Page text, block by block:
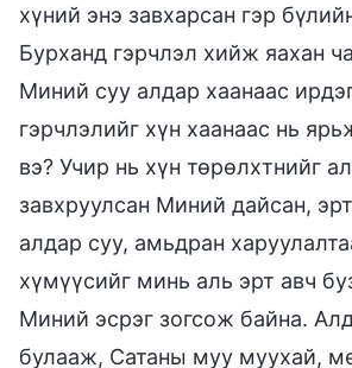
хүний энэ завхарсан гэр
Бурханд гэрчлэл хийж яахан
Миний суу алдар хаанаас
гэрчлэлийг хүн хаанаас нь
вэ? Учир нь хүн төрөлхтнийг
завхруулсан Миний дайсан,
алдар суу, амьдран
хүмүүсийг минь аль эрт авч
Миний эсрэг зогсож байна.
булааж, Сатаны муу муухай,